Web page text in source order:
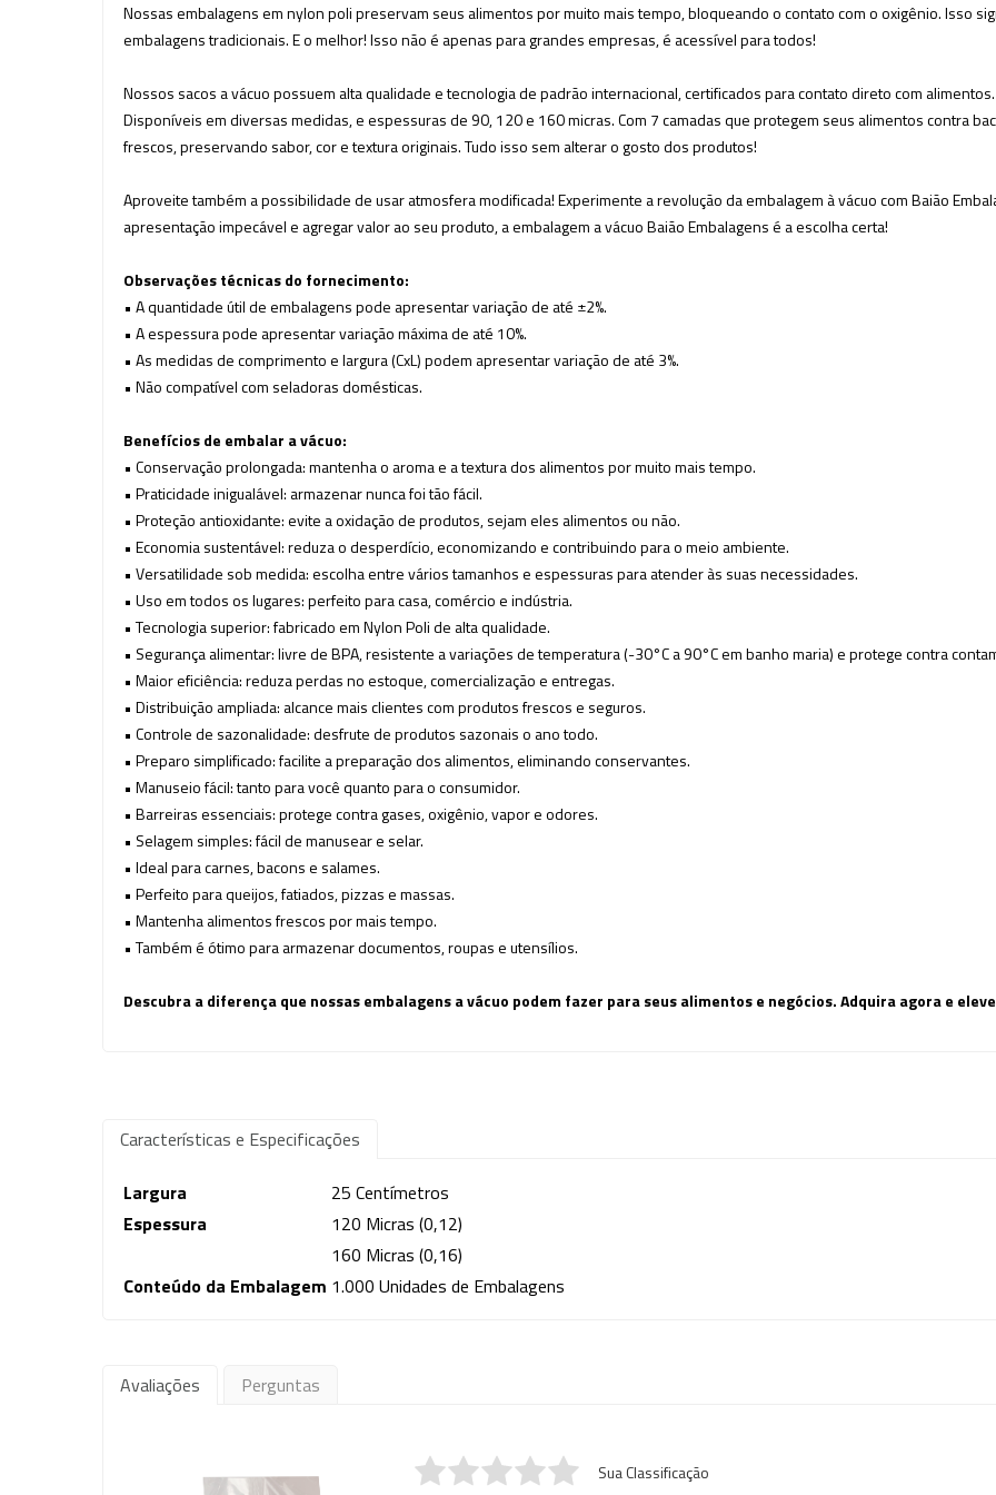
Nossas embalagens em nylon poli preservam seus alimentos por muito mais tempo, bloqueando o contato com o oxigênio. Isso
embalagens tradicionais. E o melhor! Isso não é apenas para grandes empresas, é acessível para todos!
Nossos sacos a vácuo possuem alta qualidade e tecnologia de padrão internacional, certificados para contato direto com
Disponíveis em diversas medidas, e espessuras de 90, 120 e 160 micras. Com 7 camadas que protegem seus alimentos contra
frescos, preservando sabor, cor e textura originais. Tudo isso sem alterar o gosto dos produtos!
Aproveite também a possibilidade de usar atmosfera modificada! Experimente a revolução da embalagem à vácuo com Baião
apresentação impecável e agregar valor ao seu produto, a embalagem a vácuo Baião Embalagens é a escolha certa!
Observações técnicas do fornecimento:
• A quantidade útil de embalagens pode apresentar variação de até ±2%.
• A espessura pode apresentar variação máxima de até 10%.
• As medidas de comprimento e largura (CxL) podem apresentar variação de até 3%.
• Não compatível com seladoras domésticas.
Benefícios de embalar a vácuo:
• Conservação prolongada: mantenha o aroma e a textura dos alimentos por muito mais tempo.
• Praticidade inigualável: armazenar nunca foi tão fácil.
• Proteção antioxidante: evite a oxidação de produtos, sejam eles alimentos ou não.
• Economia sustentável: reduza o desperdício, economizando e contribuindo para o meio ambiente.
• Versatilidade sob medida: escolha entre vários tamanhos e espessuras para atender às suas necessidades.
• Uso em todos os lugares: perfeito para casa, comércio e indústria.
• Tecnologia superior: fabricado em Nylon Poli de alta qualidade.
• Segurança alimentar: livre de BPA, resistente a variações de temperatura (-30°C a 90°C em banho maria) e protege contra
• Maior eficiência: reduza perdas no estoque, comercialização e entregas.
• Distribuição ampliada: alcance mais clientes com produtos frescos e seguros.
• Controle de sazonalidade: desfrute de produtos sazonais o ano todo.
• Preparo simplificado: facilite a preparação dos alimentos, eliminando conservantes.
• Manuseio fácil: tanto para você quanto para o consumidor.
• Barreiras essenciais: protege contra gases, oxigênio, vapor e odores.
• Selagem simples: fácil de manusear e selar.
• Ideal para carnes, bacons e salames.
• Perfeito para queijos, fatiados, pizzas e massas.
• Mantenha alimentos frescos por mais tempo.
• Também é ótimo para armazenar documentos, roupas e utensílios.
Descubra a diferença que nossas embalagens a vácuo podem fazer para seus alimentos e negócios. Adquira agora e
Características e Especificações
Largura
25 Centímetros
Espessura
120 Micras (0,12)
160 Micras (0,16)
Conteúdo da Embalagem 1.000 Unidades de Embalagens
Avaliações Perguntas
Sua Classificação